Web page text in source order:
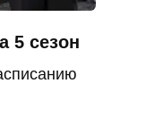
5 сезон